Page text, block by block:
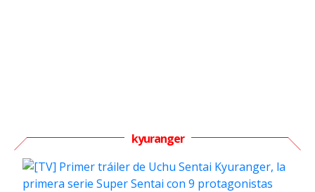
kyuranger